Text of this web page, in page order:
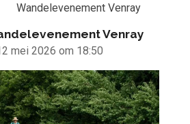
Wandelevenement Venray
Venray
mei 2026 om 18:50